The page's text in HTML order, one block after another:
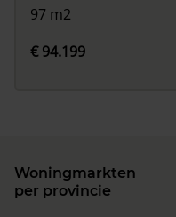
97 m2
€ 94.199
Woningmarkten
per provincie